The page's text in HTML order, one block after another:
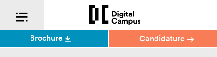
Brochure Candidature